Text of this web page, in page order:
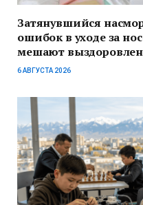
Затянувшийся
ошибок в уходе за
мешают
6 АВГУСТА 2026